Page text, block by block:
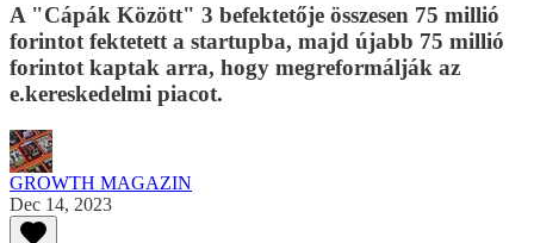
A "Cápák Között" 3 befektetője összesen 75 millió
forintot fektetett a startupba, majd újabb 75 millió
forintot kaptak arra, hogy megreformálják az
e.kereskedelmi piacot.
GROWTH MAGAZIN
Dec 14, 2023